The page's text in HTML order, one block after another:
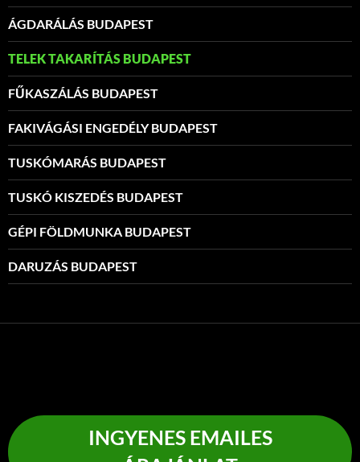
ÁGDARÁLÁS BUDAPEST
TELEK TAKARÍTÁS BUDAPEST
FŰKASZÁLÁS BUDAPEST
FAKIVÁGÁSI ENGEDÉLY BUDAPEST
TUSKÓMARÁS BUDAPEST
TUSKÓ KISZEDÉS BUDAPEST
GÉPI FÖLDMUNKA BUDAPEST
DARUZÁS BUDAPEST
INGYENES EMAILES